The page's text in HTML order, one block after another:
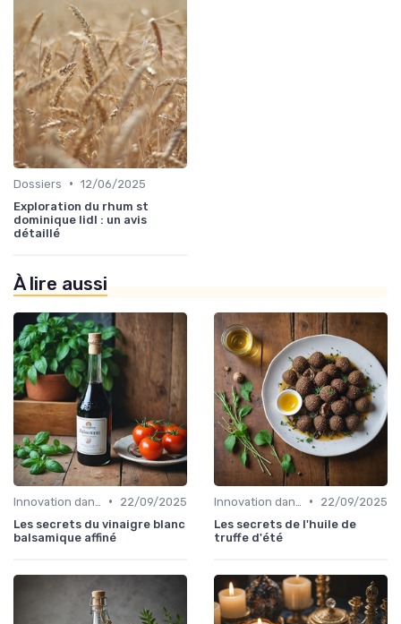
Dossiers • 12/06/2025
Exploration du rhum st
dominique lidl : un avis
détaillé
À lire aussi
•
22/09/2025
Les secrets du vinaigre blanc
balsamique affiné
•
22/09/2025
Les secrets de l'huile de
truffe d'été